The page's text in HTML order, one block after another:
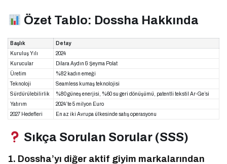
Özet Tablo: Dossha Hakkında
Başlık
Detay
Kuruluş Yılı
2024
Kurucular
Dilara Aydın & Şeyma Polat
Üretim
%82 kadın emeği
Teknoloji
Seamless kumaş teknolojisi
Sürdürülebilirlik
%80 güneş enerjisi, %60 su geri dönüşümü, patentli tekstil Ar-Ge’si
Yatırım
2024’te 5 milyon Euro
2027 Hedefleri
En az iki Avrupa ülkesinde satış operasyonu
Sıkça Sorulan Sorular (SSS)
1. Dossha’yı diğer aktif giyim markalarından